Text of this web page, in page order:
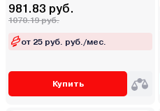
981.83 руб.
1070.19 руб.
от 25 руб. руб./мес.
Купить